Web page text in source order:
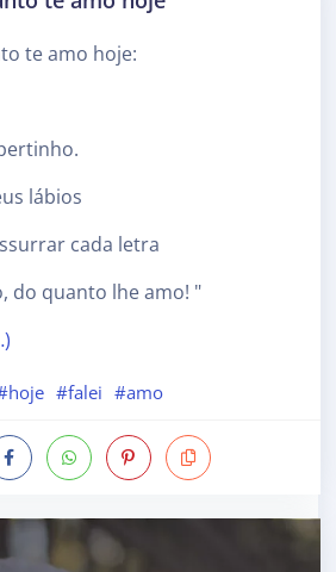
te amo hoje:
lábios
cada letra
do quanto lhe amo! "
#falei #amo